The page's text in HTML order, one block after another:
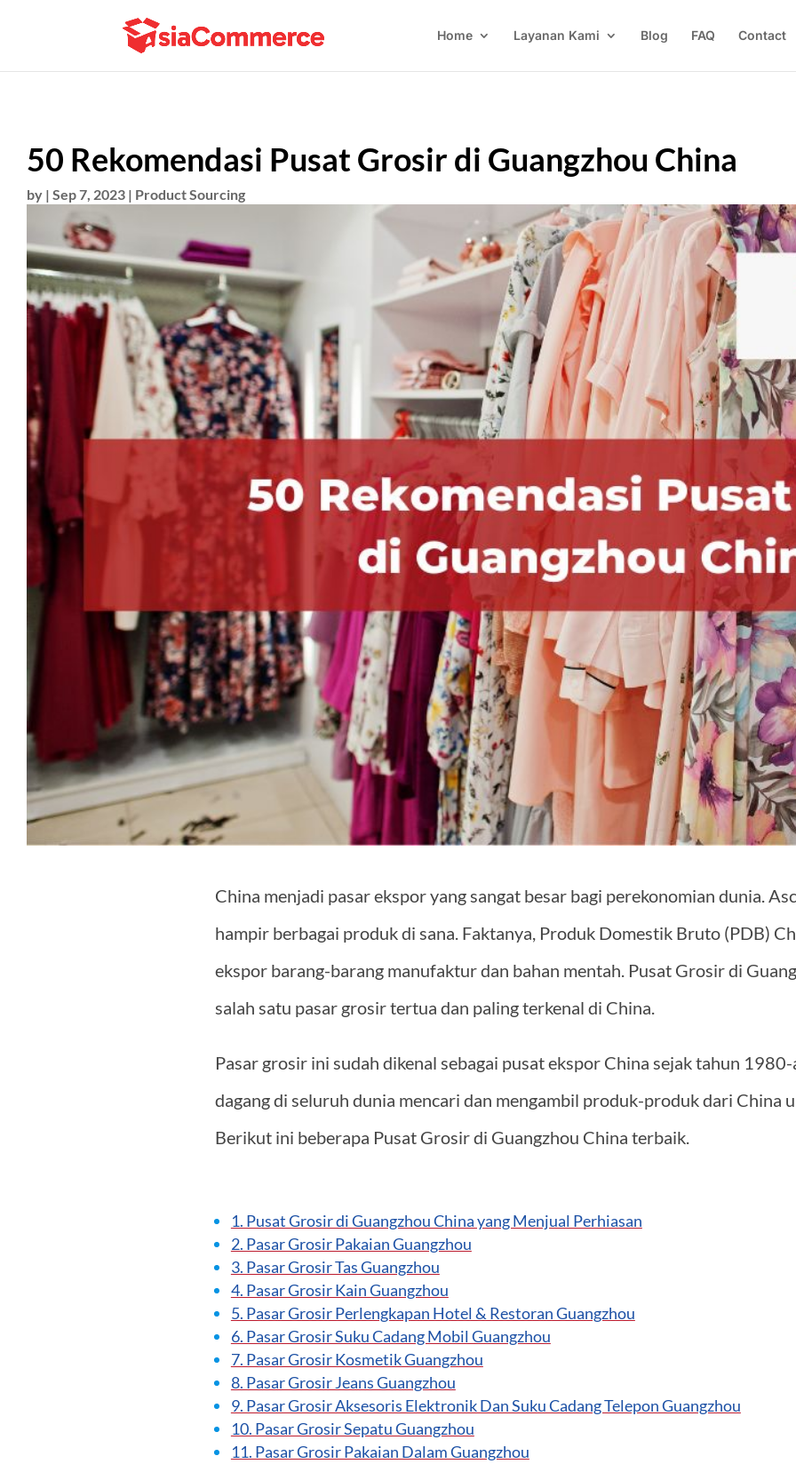
Home Layanan Kami Blog FAQ Contact
50 Rekomendasi Pusat Grosir di Guangzhou China
by | Sep 7, 2023 | Product Sourcing
China menjadi pasar ekspor yang sangat besar bagi perekonomian dunia.
hampir berbagai produk di sana. Faktanya, Produk Domestik Bruto (PDB)
ekspor barang-barang manufaktur dan bahan mentah. Pusat Grosir di
salah satu pasar grosir tertua dan paling terkenal di China.
Pasar grosir ini sudah dikenal sebagai pusat ekspor China sejak tahun
dagang di seluruh dunia mencari dan mengambil produk-produk dari China
Berikut ini beberapa Pusat Grosir di Guangzhou China terbaik.
1. Pusat Grosir di Guangzhou China yang Menjual Perhiasan
2. Pasar Grosir Pakaian Guangzhou
3. Pasar Grosir Tas Guangzhou
4. Pasar Grosir Kain Guangzhou
5. Pasar Grosir Perlengkapan Hotel & Restoran Guangzhou
6. Pasar Grosir Suku Cadang Mobil Guangzhou
7. Pasar Grosir Kosmetik Guangzhou
8. Pasar Grosir Jeans Guangzhou
9. Pasar Grosir Aksesoris Elektronik Dan Suku Cadang Telepon Guangzhou
10. Pasar Grosir Sepatu Guangzhou
11. Pasar Grosir Pakaian Dalam Guangzhou